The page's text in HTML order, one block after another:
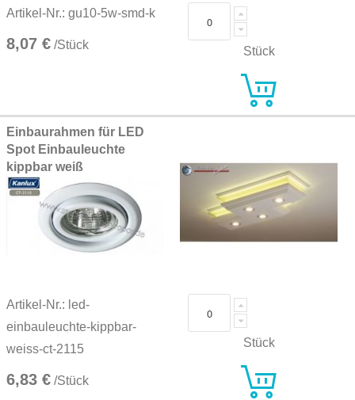
Artikel-Nr.: gu10-5w-smd-k
8,07 € /Stück Stück
Einbaurahmen für LED
Spot Einbauleuchte
kippbar weiß
Artikel-Nr.: led-
einbauleuchte-kippbar-
weiss-ct-2115
6,83 € /Stück
Stück